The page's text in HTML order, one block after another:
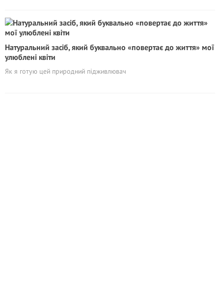
Натуральний засіб, який буквально «повертає до життя» мої
улюблені квіти
Як я готую цей природний підживлювач